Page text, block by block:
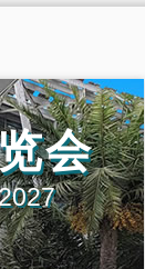
会